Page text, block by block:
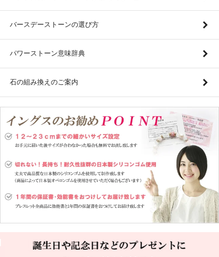
バースデーストーンの選び方
パワーストーン意味辞典
石の組み換えのご案内